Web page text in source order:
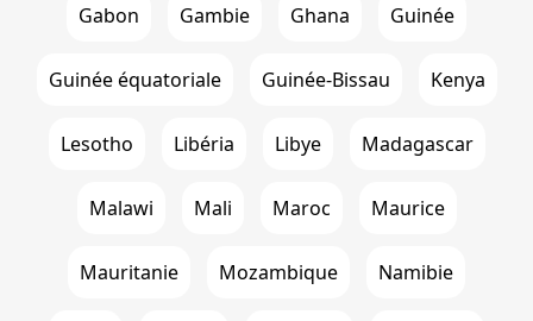
Gabon Gambie Ghana Guinée
Guinée équatoriale Guinée-Bissau Kenya
Lesotho Libéria Libye Madagascar
Malawi Mali Maroc Maurice
Mauritanie Mozambique Namibie